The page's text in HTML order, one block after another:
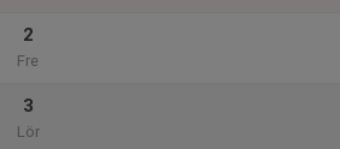
2
Fre
3
Lör